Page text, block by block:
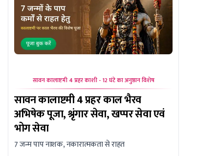
सावन कालाष्टमी 4 प्रहर काशी - 12 घंटे का अनुष्ठान विशेष
सावन कालाष्टमी 4 प्रहर काल भैरव
अभिषेक पूजा, श्रृंगार सेवा, खप्पर सेवा एवं
भोग सेवा
7 जन्म पाप नाशक, नकारात्मकता से राहत